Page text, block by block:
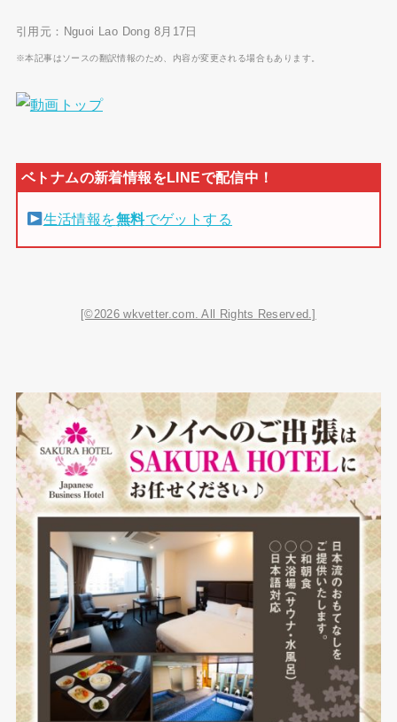
引用元：Nguoi Lao Dong 8月17日
※本記事はソースの翻訳情報のため、内容が変更される場合もあります。
生活情報を無料でゲットする
[©2026 wkvetter.com. All Rights Reserved.]